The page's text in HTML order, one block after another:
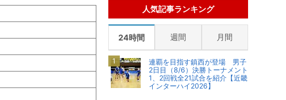
人気記事ランキング
24時間 週間 月間
連覇を目指す鎮西が登場 男子
2日目（8/6）決勝トーナメント
1、2回戦全21試合を紹介【近畿
インターハイ2026】